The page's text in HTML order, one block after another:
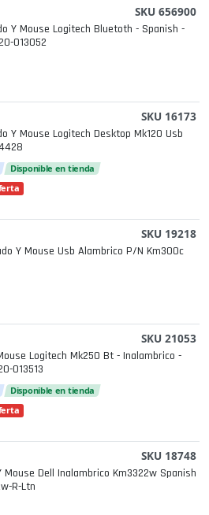
SKU 656900
Y Mouse Logitech Bluetoth - Spanish -
013052
SKU 16173
Y Mouse Logitech Desktop Mk120 Usb
Disponible en tienda
SKU 19218
Y Mouse Usb Alambrico P/n Km300c
SKU 21053
Logitech Mk250 Bt - Inalambrico -
013513
Disponible en tienda
SKU 18748
Mouse Dell Inalambrico Km3322w Spanish
R-Ltn